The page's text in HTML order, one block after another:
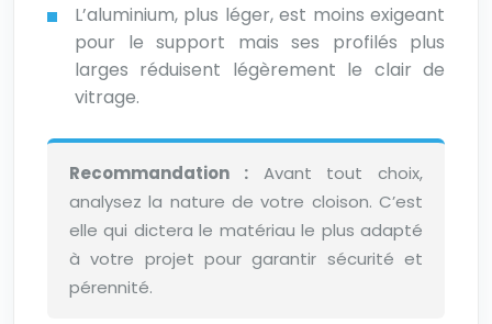
L’aluminium, plus léger, est moins exigeant
pour le support mais ses profilés plus
larges réduisent légèrement le clair de
vitrage.
Recommandation :Avant tout choix,
analysez la nature de votre cloison. C’est
elle qui dictera le matériau le plus adapté
à votre projet pour garantir sécurité et
pérennité.